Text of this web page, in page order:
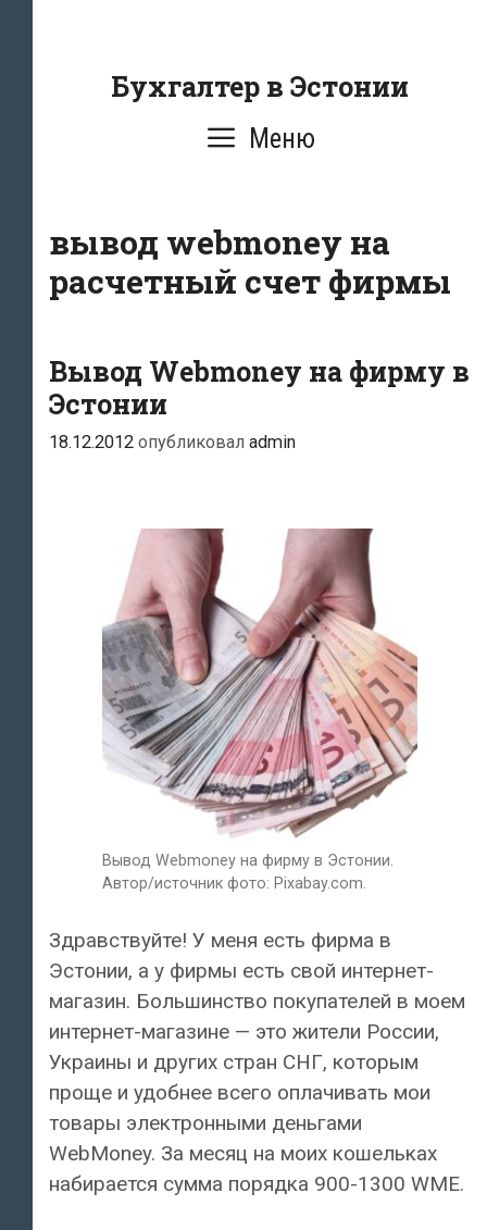
содержаниюБухгалтер в Эстонии
Меню
вывод webmoney на
расчетный счет фирмы
Вывод Webmoney на фирму в
Эстонии
18.12.2012 опубликовал admin
Вывод Webmoney на фирму в Эстонии.
Автор/источник фото: Pixabay.com.
Здравствуйте! У меня есть фирма в
Эстонии, а у фирмы есть свой интернет-
магазин. Большинство покупателей в моем
интернет-магазине — это жители России,
Украины и других стран СНГ, которым
проще и удобнее всего оплачивать мои
товары электронными деньгами
WebMoney. За месяц на моих кошельках
набирается сумма порядка 900-1300 WME.